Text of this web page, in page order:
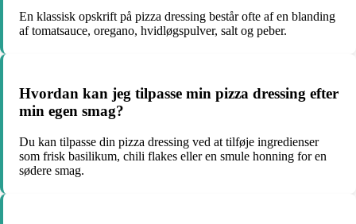
En klassisk opskrift på pizza dressing består ofte af en blanding
af tomatsauce, oregano, hvidløgspulver, salt og peber.
Hvordan kan jeg tilpasse min pizza dressing efter
min egen smag?
Du kan tilpasse din pizza dressing ved at tilføje ingredienser
som frisk basilikum, chili flakes eller en smule honning for en
sødere smag.